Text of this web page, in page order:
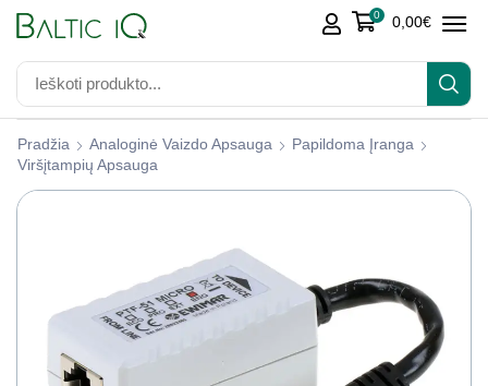
0 0,00€
Pradžia Analoginė Vaizdo Apsauga
Papildoma Įranga
Viršįtampių Apsauga